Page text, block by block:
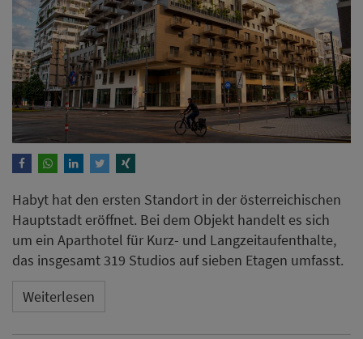
Habyt hat den ersten Standort in der österreichischen
Hauptstadt eröffnet. Bei dem Objekt handelt es sich
um ein Aparthotel für Kurz- und Langzeitaufenthalte,
das insgesamt 319 Studios auf sieben Etagen umfasst.
Weiterlesen